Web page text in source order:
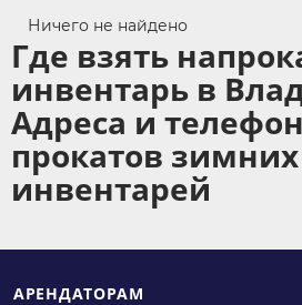
Ничего не найдено
Где взять
инвентарь в
Адреса и
прокатов зимних
инвентарей
АРЕНДАТОРАМ